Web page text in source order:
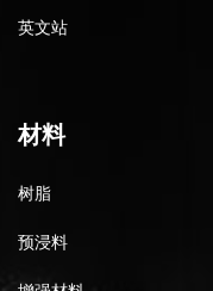
英文站
材料
树脂
预浸料